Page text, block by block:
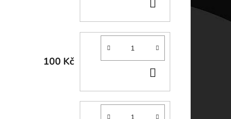
KOŠÍKU
100 Kč
KOŠÍKU